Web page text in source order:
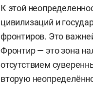
К этой
цивилизаций и
фронтиров. Это
Фронтир — это зона
отсутствием
вторую